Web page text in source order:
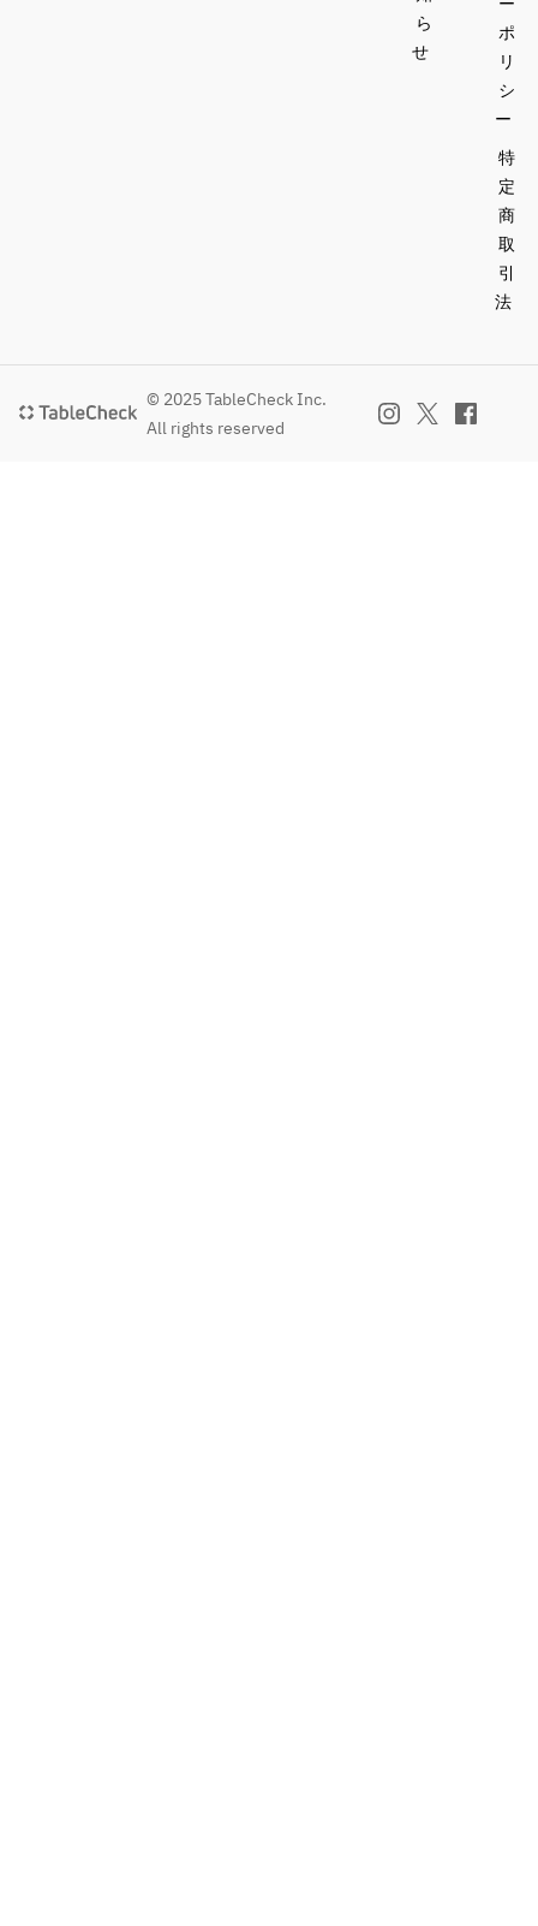
ら
せ
ポ
リ
シ
ー
特
定
商
取
引
法
© 2025 TableCheck Inc.
All rights reserved